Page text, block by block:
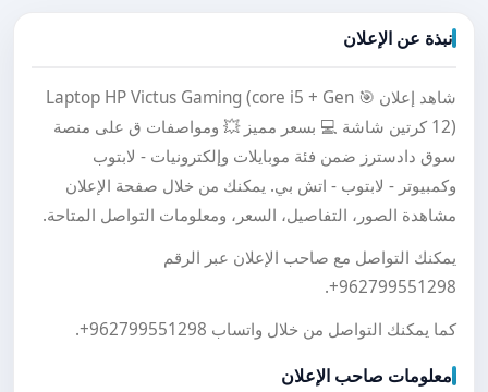
نبذة عن الإعلان
شاهد إعلان 🎯 Laptop HP Victus Gaming (core i5 + Gen
12) كرتين شاشة 💻 بسعر مميز 💥 ومواصفات ق على منصة
سوق دادسترز ضمن فئة موبايلات وإلكترونيات - لابتوب
وكمبيوتر - لابتوب - اتش بي. يمكنك من خلال صفحة الإعلان
مشاهدة الصور، التفاصيل، السعر، ومعلومات التواصل المتاحة.
يمكنك التواصل مع صاحب الإعلان عبر الرقم
+962799551298
.
كما يمكنك التواصل من خلال واتساب +962799551298
.
معلومات صاحب الإعلان